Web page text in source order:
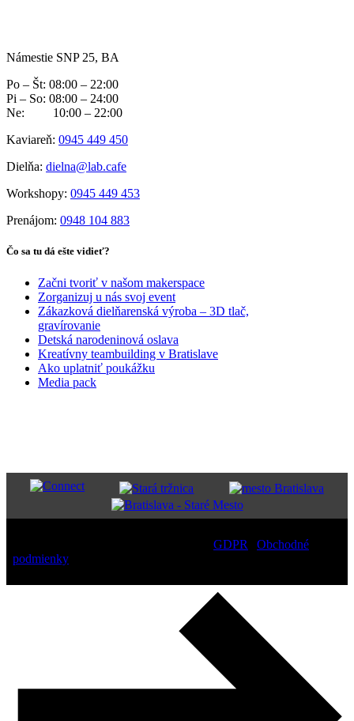
Námestie SNP 25, BA
Po – Št: 08:00 – 22:00
Pi – So: 08:00 – 24:00
Ne: 10:00 – 22:00
Kaviareň: 0945 449 450
Dielňa: dielna@lab.cafe
Workshopy: 0945 449 453
Prenájom: 0948 104 883
Čo sa tu dá ešte vidieť?
Začni tvoriť v našom makerspace
Zorganizuj u nás svoj event
Zákazková dielňarenská výroba – 3D tlač,
gravírovanie
Detská narodeninová oslava
Kreatívny teambuilding v Bratislave
Ako uplatniť poukážku
Media pack
GDPR
Obchodné
podmienky